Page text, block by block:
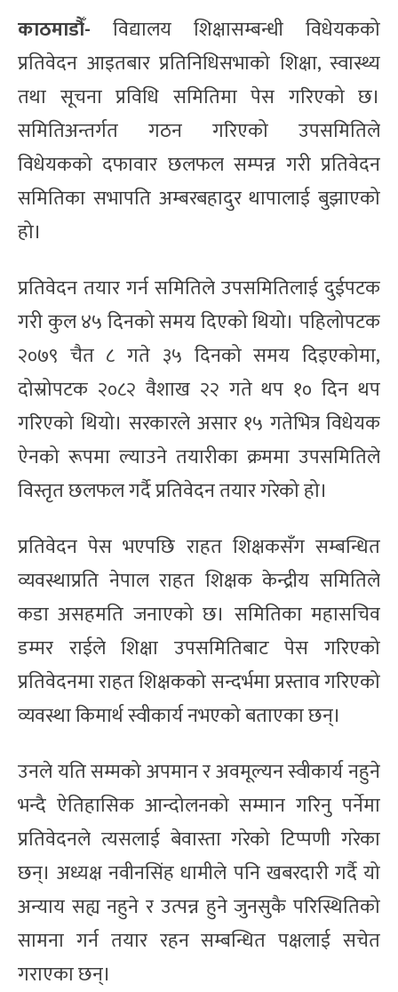
काठमाडौँ- विद्यालय शिक्षासम्बन्धी विधेयकको
प्रतिवेदन आइतबार प्रतिनिधिसभाको शिक्षा, स्वास्थ्य
तथा सूचना प्रविधि समितिमा पेस गरिएको छ।
समितिअन्तर्गत गठन गरिएको उपसमितिले
विधेयकको दफावार छलफल सम्पन्न गरी प्रतिवेदन
समितिका सभापति अम्बरबहादुर थापालाई बुझाएको
हो।
प्रतिवेदन तयार गर्न समितिले उपसमितिलाई दुईपटक
गरी कुल ४५ दिनको समय दिएको थियो। पहिलोपटक
२०७९ चैत ८ गते ३५ दिनको समय दिइएकोमा,
दोस्रोपटक २०८२ वैशाख २२ गते थप १० दिन थप
गरिएको थियो। सरकारले असार १५ गतेभित्र विधेयक
ऐनको रूपमा ल्याउने तयारीका क्रममा उपसमितिले
विस्तृत छलफल गर्दै प्रतिवेदन तयार गरेको हो।
प्रतिवेदन पेस भएपछि राहत शिक्षकसँग सम्बन्धित
व्यवस्थाप्रति नेपाल राहत शिक्षक केन्द्रीय समितिले
कडा असहमति जनाएको छ। समितिका महासचिव
डम्मर राईले शिक्षा उपसमितिबाट पेस गरिएको
प्रतिवेदनमा राहत शिक्षकको सन्दर्भमा प्रस्ताव गरिएको
व्यवस्था किमार्थ स्वीकार्य नभएको बताएका छन्।
उनले यति सम्मको अपमान र अवमूल्यन स्वीकार्य नहुने
भन्दै ऐतिहासिक आन्दोलनको सम्मान गरिनु पर्नेमा
प्रतिवेदनले त्यसलाई बेवास्ता गरेको टिप्पणी गरेका
छन्। अध्यक्ष नवीनसिंह धामीले पनि खबरदारी गर्दै यो
अन्याय सह्य नहुने र उत्पन्न हुने जुनसुकै परिस्थितिको
सामना गर्न तयार रहन सम्बन्धित पक्षलाई सचेत
गराएका छन्।